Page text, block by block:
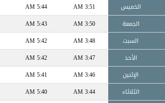
الخميس 3:51 AM
5:44 AM
الجمعة 3:50 AM
5:43 AM
السبت 3:48 AM
5:42 AM
الأحد 3:47 AM
5:42 AM
الإثنين 3:46 AM
5:41 AM
الثلاثاء 3:44 AM
5:40 AM